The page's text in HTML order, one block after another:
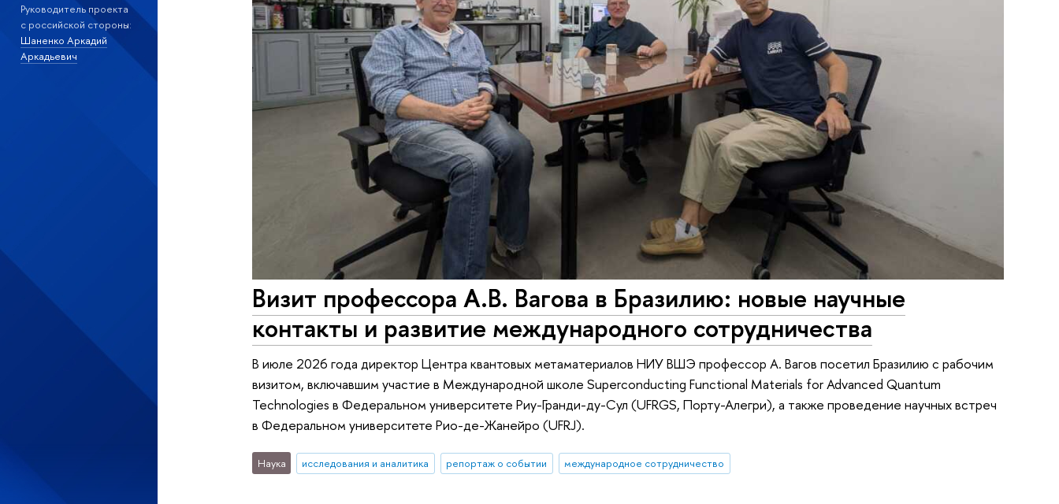
Руководитель проекта
с российской стороны:
Шаненко Аркадий
Аркадьевич
Визит профессора А.В. Вагова в Бразилию: новые научные
контакты и развитие международного сотрудничества
В июле 2026 года директор Центра квантовых метаматериалов НИУ ВШЭ профессор А. Вагов посетил Бразилию с рабочим
визитом, включавшим участие в Международной школе Superconducting Functional Materials for Advanced Quantum
Technologies в Федеральном университете Риу-Гранди-ду-Сул (UFRGS, Порту-Алегри), а также проведение научных встреч
в Федеральном университете Рио-де-Жанейро (UFRJ).
Наука исследования и аналитика репортаж о событии международное сотрудничество